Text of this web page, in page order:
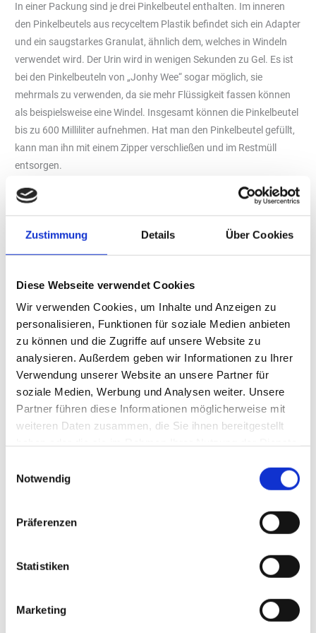
Zustimmung Details Über Cookies
Diese Webseite verwendet Cookies
Wir verwenden Cookies, um Inhalte und Anzeigen zu
personalisieren, Funktionen für soziale Medien anbieten
zu können und die Zugriffe auf unsere Website zu
analysieren. Außerdem geben wir Informationen zu Ihrer
Verwendung unserer Website an unsere Partner für
soziale Medien, Werbung und Analysen weiter. Unsere
Partner führen diese Informationen möglicherweise mit
weiteren Daten zusammen, die Sie ihnen bereitgestellt
Notwendig
Präferenzen
Statistiken
Marketing
In einer Packung sind je drei Pinkelbeutel enthalten. Im inneren
den Pinkelbeutels aus recyceltem Plastik befindet sich ein Adapter
und ein saugstarkes Granulat, ähnlich dem, welches in Windeln
verwendet wird. Der Urin wird in wenigen Sekunden zu Gel. Es ist
bei den Pinkelbeuteln von „Jonhy Wee“ sogar möglich, sie
mehrmals zu verwenden, da sie mehr Flüssigkeit fassen können
als beispielsweise eine Windel. Insgesamt können die Pinkelbeutel
bis zu 600 Milliliter aufnehmen. Hat man den Pinkelbeutel gefüllt,
kann man ihn mit einem Zipper verschließen und im Restmüll
entsorgen.
Die Hersteller versprechen, dass ihre sogenannten „Taschen-WCs“
hygienisch, bakterienfrei und geruchsfrei sind. Auf der Webseite
geschlechterfreundlich (das Wort haben wir uns ausgedacht). Ein
speziell entwickelter Adapter hilft Dir als Frau dabei, genauso wie
komplett absorbiert und sofort in Gel umgewandelt wird. Dabei
werden Gerüche und Bakterien neutralisiert.“
Der Impuls zum Produkt
In einer „Shell“-Tankstelle wurden die Pinkelbeutel im Regal
Foto: Jonhy Wee